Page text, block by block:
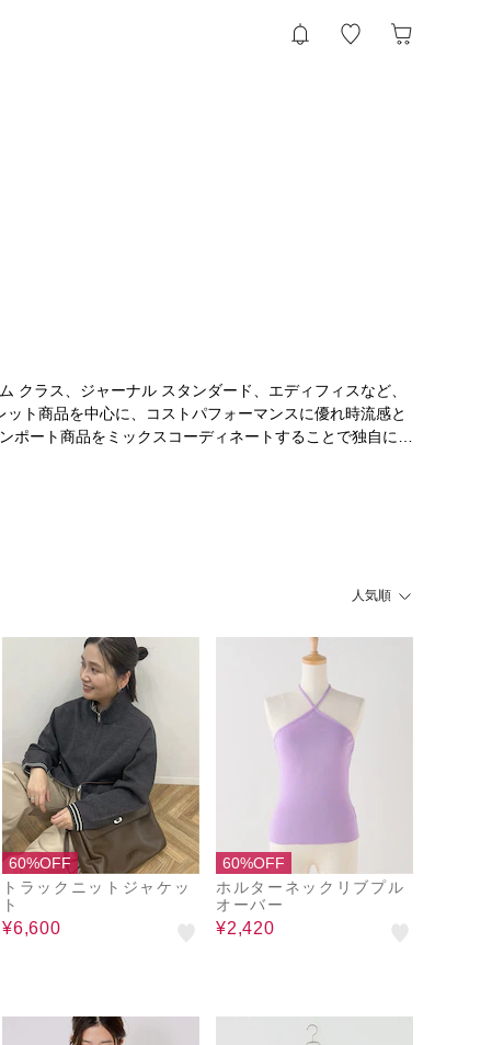
クラス、ジャーナル スタンダード、エディフィスなど、
ト商品を中心に、コストパフォーマンスに優れ時流感と
ポート商品をミックスコーディネートすることで独自に価
人気順
60%OFF
トラックニットジャケッ
ト
¥6,600
60%OFF
ホルターネックリブプル
オーバー
¥2,420